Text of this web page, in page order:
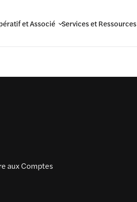
et Associé Services et Ressources
aux Comptes